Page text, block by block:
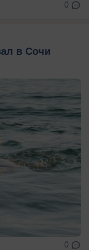
0
в Сочи
0